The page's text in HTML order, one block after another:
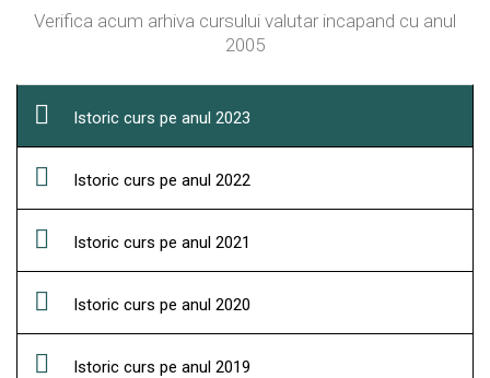
Verifica acum arhiva cursului valutar incapand cu anul
2005
Istoric curs pe anul 2023
Istoric curs pe anul 2022
Istoric curs pe anul 2021
Istoric curs pe anul 2020
Istoric curs pe anul 2019